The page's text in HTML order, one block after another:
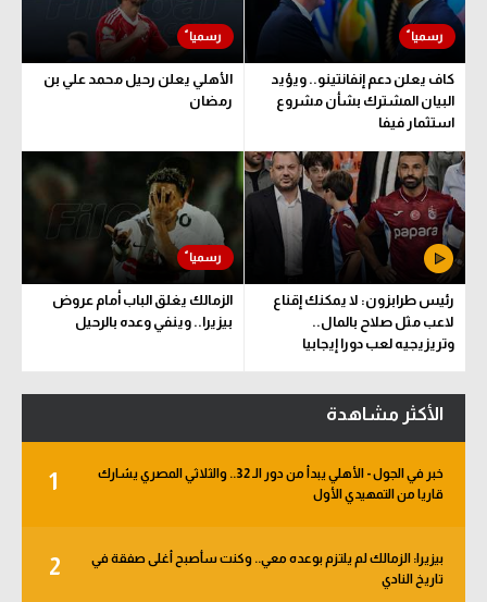
كاف يعلن دعم إنفانتينو.. ويؤيد
البيان المشترك بشأن مشروع
استثمار فيفا
الأهلي يعلن رحيل محمد علي بن
رمضان
رئيس طرابزون: لا يمكنك إقناع
لاعب مثل صلاح بالمال..
وتريزيجيه لعب دورا إيجابيا
الزمالك يغلق الباب أمام عروض
بيزيرا.. وينفي وعده بالرحيل
الأكثر مشاهدة
1
خبر في الجول - الأهلي يبدأ من دور الـ 32.. والثلاثي المصري يشارك
قاريا من التمهيدي الأول
2
بيزيرا: الزمالك لم يلتزم بوعده معي.. وكنت سأصبح أغلى صفقة في
تاريخ النادي